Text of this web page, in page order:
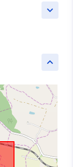
keyboard_arrow_down
keyboard_arrow_up